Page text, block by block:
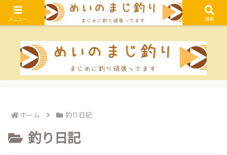
女性向けフカセ釣りの始め方・関東の釣り場紹介・釣り日記・釣りに関する情
報をお届けするブログです
ホーム 釣り日記
釣り日記
メニュー 検索